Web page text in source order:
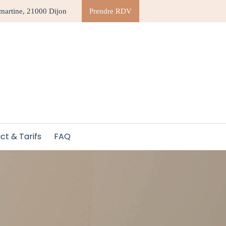
Prendre RDV
21000 Dijon
& Tarifs FAQ